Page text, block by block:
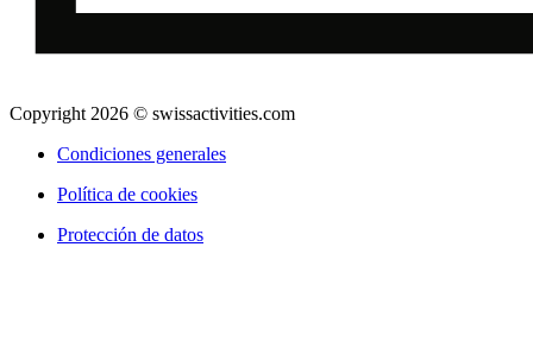
Copyright 2026 © swissactivities.com
Condiciones generales
Política de cookies
Protección de datos